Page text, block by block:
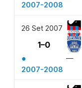
2007-2008
26 Set 2007
1–0
●
—
2007-2008